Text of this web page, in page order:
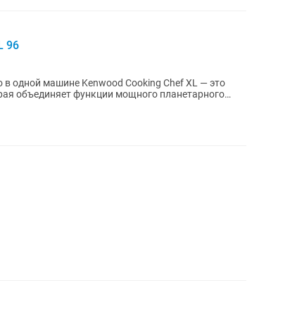
96
Cooking Chef XL — это
объединяет функции мощного планетарного